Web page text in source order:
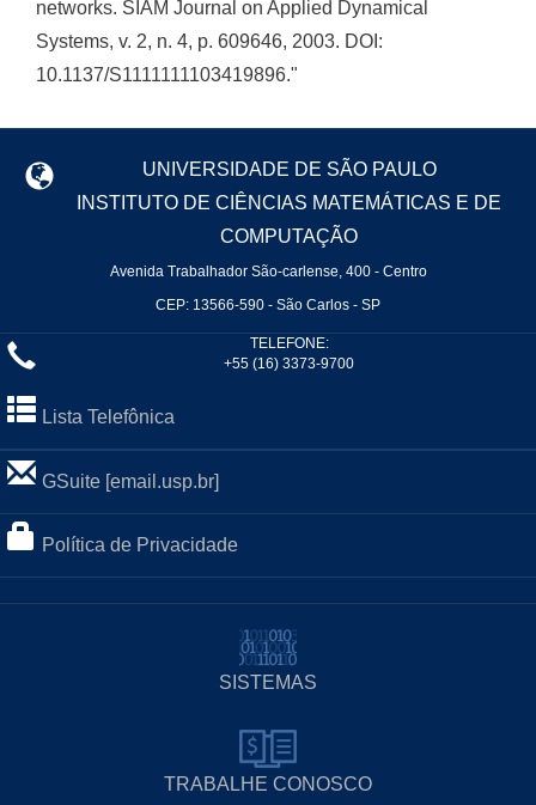
networks. SIAM Journal on Applied Dynamical
Systems, v. 2, n. 4, p. 609646, 2003. DOI:
10.1137/S1111111103419896."
UNIVERSIDADE DE SÃO PAULO
INSTITUTO DE CIÊNCIAS MATEMÁTICAS E DE
COMPUTAÇÃO
Avenida Trabalhador São-carlense, 400 - Centro
CEP: 13566-590 - São Carlos - SP
TELEFONE:
+55 (16) 3373-9700
Lista Telefônica
GSuite [email.usp.br]
Política de Privacidade
SISTEMAS
TRABALHE CONOSCO